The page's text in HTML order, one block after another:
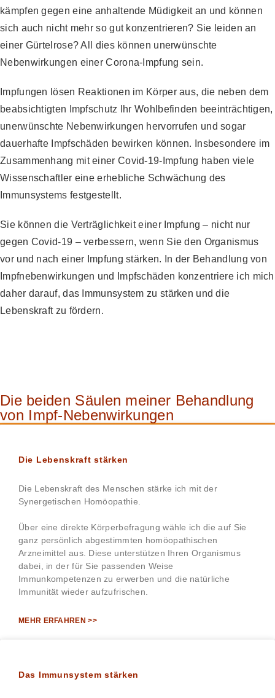
kämpfen gegen eine anhaltende Müdigkeit an und können
sich auch nicht mehr so gut konzentrieren? Sie leiden an
einer Gürtelrose? All dies können unerwünschte
Nebenwirkungen einer Corona-Impfung sein.
Impfungen lösen Reaktionen im Körper aus, die neben dem
beabsichtigten Impfschutz Ihr Wohlbefinden beeinträchtigen,
unerwünschte Nebenwirkungen hervorrufen und sogar
dauerhafte Impfschäden bewirken können. Insbesondere im
Zusammenhang mit einer Covid-19-Impfung haben viele
Wissenschaftler eine erhebliche Schwächung des
Immunsystems festgestellt.
Sie können die Verträglichkeit einer Impfung – nicht nur
gegen Covid-19 – verbessern, wenn Sie den Organismus
vor und nach einer Impfung stärken. In der Behandlung von
Impfnebenwirkungen und Impfschäden konzentriere ich mich
daher darauf, das Immunsystem zu stärken und die
Lebenskraft zu fördern.
Die beiden Säulen meiner Behandlung
von Impf-Nebenwirkungen
Die Lebenskraft stärken
Die Lebenskraft des Menschen stärke ich mit der
Synergetischen Homöopathie.
Über eine direkte Körperbefragung wähle ich die auf Sie
ganz persönlich abgestimmten homöopathischen
Arzneimittel aus. Diese unterstützen Ihren Organismus
dabei, in der für Sie passenden Weise
Immunkompetenzen zu erwerben und die natürliche
Immunität wieder aufzufrischen.
MEHR ERFAHREN >>
Das Immunsystem stärken